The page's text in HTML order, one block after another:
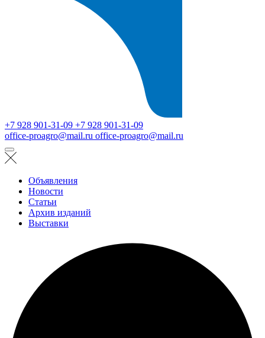
+7 928 901-31-09 +7 928 901-31-09
office-proagro@mail.ru office-proagro@mail.ru
Объявления
Новости
Статьи
Архив изданий
Выставки